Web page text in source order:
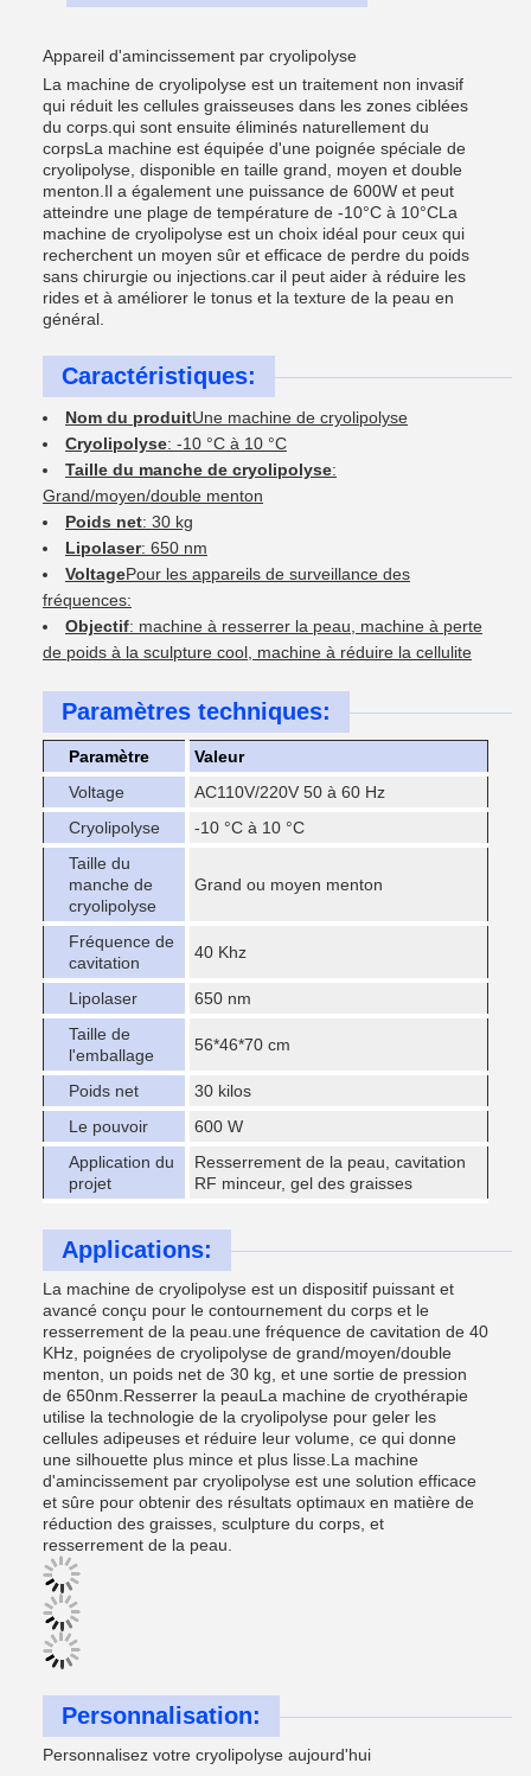
Appareil d'amincissement par cryolipolyse
La machine de cryolipolyse est un traitement non invasif
qui réduit les cellules graisseuses dans les zones ciblées
du corps.qui sont ensuite éliminés naturellement du
corpsLa machine est équipée d'une poignée spéciale de
cryolipolyse, disponible en taille grand, moyen et double
menton.Il a également une puissance de 600W et peut
atteindre une plage de température de -10°C à 10°CLa
machine de cryolipolyse est un choix idéal pour ceux qui
recherchent un moyen sûr et efficace de perdre du poids
sans chirurgie ou injections.car il peut aider à réduire les
rides et à améliorer le tonus et la texture de la peau en
général.
Caractéristiques:
Nom du produitUne machine de cryolipolyse
Cryolipolyse: -10 °C à 10 °C
Taille du manche de cryolipolyse:
Grand/moyen/double menton
Poids net: 30 kg
Lipolaser: 650 nm
VoltagePour les appareils de surveillance des
fréquences:
Objectif: machine à resserrer la peau, machine à perte
de poids à la sculpture cool, machine à réduire la cellulite
Paramètres techniques:
Paramètre
Valeur
Voltage
AC110V/220V 50 à 60 Hz
Cryolipolyse
-10 °C à 10 °C
Taille du
manche de
cryolipolyse
Grand ou moyen menton
Fréquence de
cavitation
40 Khz
Lipolaser
650 nm
Taille de
l'emballage
56*46*70 cm
Poids net
30 kilos
Le pouvoir
600 W
Application du
projet
Resserrement de la peau, cavitation
RF minceur, gel des graisses
Applications:
La machine de cryolipolyse est un dispositif puissant et
avancé conçu pour le contournement du corps et le
resserrement de la peau.une fréquence de cavitation de 40
KHz, poignées de cryolipolyse de grand/moyen/double
menton, un poids net de 30 kg, et une sortie de pression
de 650nm.Resserrer la peauLa machine de cryothérapie
utilise la technologie de la cryolipolyse pour geler les
cellules adipeuses et réduire leur volume, ce qui donne
une silhouette plus mince et plus lisse.La machine
d'amincissement par cryolipolyse est une solution efficace
et sûre pour obtenir des résultats optimaux en matière de
réduction des graisses, sculpture du corps, et
resserrement de la peau.
Personnalisation:
Personnalisez votre cryolipolyse aujourd'hui